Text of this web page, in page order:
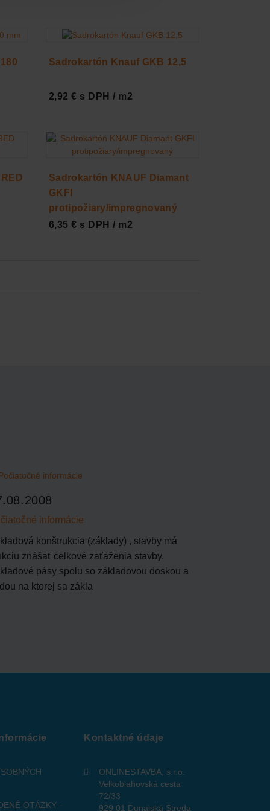
Sadrokartón Knauf GKB 12,5
2,92 € s DPH / m2
Sadrokartón KNAUF Diamant
GKFI
protipožiary/impregnovaný
6,35 € s DPH / m2
informácie
konštrukcia (základy) , stavby má
znášať celkové zaťaženia stavby.
pásy spolu so základovou doskou a
na ktorej sa zákla
OTÁZKY -
Kontaktné údaje
ONLINESTAVBA, s.r.o.
Velkoblahovská cesta
72/33
929 01 Dunajská Streda